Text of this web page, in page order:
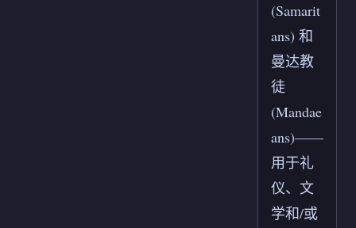
(Samarit
ans) 和
曼达教
徒
(Mandae
ans)——
用于礼
仪、文
学和/或